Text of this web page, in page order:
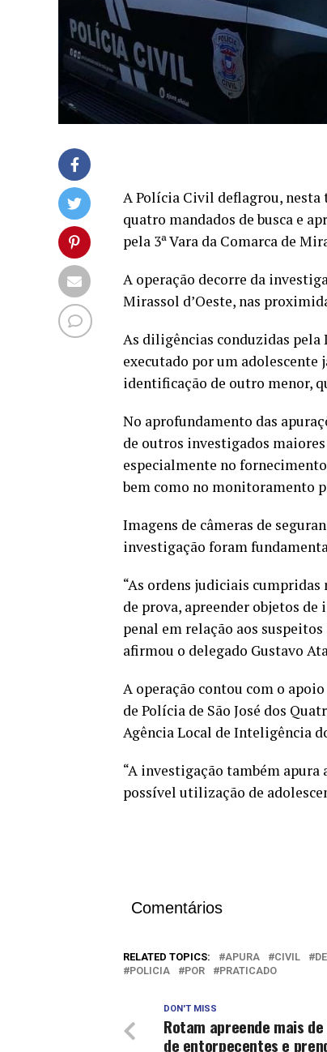
A Polícia Civil deflagrou, nesta
quatro mandados de busca e
pela 3ª Vara da Comarca de
A operação decorre da
Mirassol d’Oeste, nas
As diligências conduzidas pela
executado por um adolescente
identificação de outro menor,
No aprofundamento das
de outros investigados
especialmente no
bem como no monitoramento
Imagens de câmeras de
investigação foram
“As ordens judiciais
de prova, apreender objetos
penal em relação aos
afirmou o delegado Gustavo
A operação contou com o
de Polícia de São José dos
Agência Local de Inteligência
“A investigação também
possível utilização de
Comentários
RELATED TOPICS: APURA CIVIL
POLICIA
POR PRATICADO
DON'T MISS
Rotam apreende mais
de entorpecentes e